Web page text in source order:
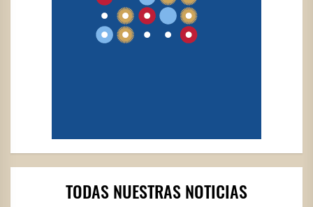
TODAS NUESTRAS NOTICIAS